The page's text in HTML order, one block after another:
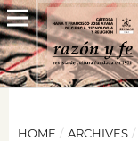
HOME / ARCHIVES /